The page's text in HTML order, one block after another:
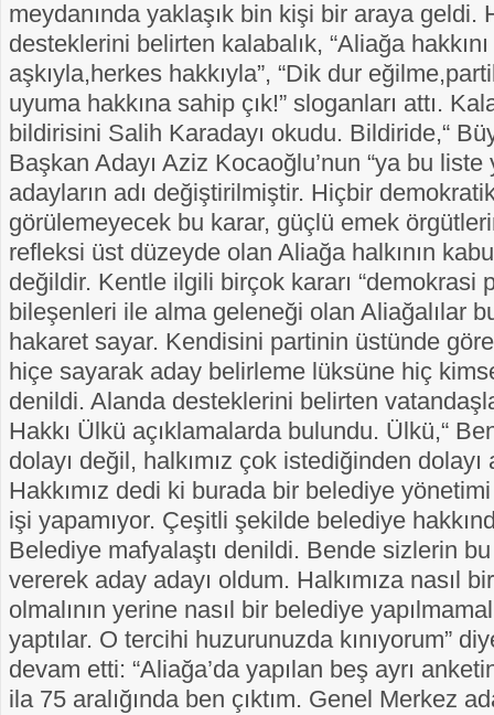
meydanında yaklaşık bin kişi bir araya geldi.
desteklerini belirten kalabalık, “Aliağa
aşkıyla,herkes hakkıyla”, “Dik dur
uyuma hakkına sahip çık!” sloganları attı.
bildirisini Salih Karadayı okudu. Bildiride,“
Başkan Adayı Aziz Kocaoğlu’nun “ya bu liste
adayların adı değiştirilmiştir. Hiçbir
görülemeyecek bu karar, güçlü emek
refleksi üst düzeyde olan Aliağa halkının
değildir. Kentle ilgili birçok kararı “demokrasi
bileşenleri ile alma geleneği olan Aliağalılar
hakaret sayar. Kendisini partinin üstünde
hiçe sayarak aday belirleme lüksüne hiç
denildi. Alanda desteklerini belirten
Hakkı Ülkü açıklamalarda bulundu. Ülkü,“
dolayı değil, halkımız çok istediğinden dolayı
Hakkımız dedi ki burada bir belediye
işi yapamıyor. Çeşitli şekilde belediye
Belediye mafyalaştı denildi. Bende sizlerin
vererek aday adayı oldum. Halkımıza nasıl
olmalının yerine nasıl bir belediye
yaptılar. O tercihi huzurunuzda kınıyorum”
devam etti: “Aliağa’da yapılan beş ayrı
ila 75 aralığında ben çıktım. Genel Merkez